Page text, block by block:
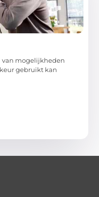
van mogelijkheden
gebruikt kan